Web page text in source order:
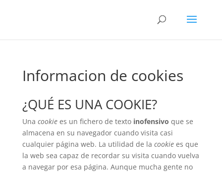
Informacion de cookies
¿QUÉ ES UNA COOKIE?
Una cookiees un fichero de texto inofensivo que se
almacena en su navegador cuando visita casi
cualquier página web. La utilidad de la cookiees que
la web sea capaz de recordar su visita cuando vuelva
a navegar por esa página. Aunque mucha gente no